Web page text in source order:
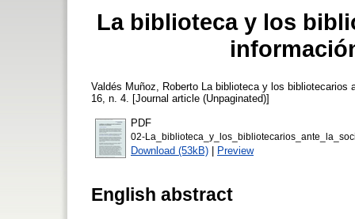
La biblioteca y los
Valdés Muñoz, Roberto La biblioteca y los
16, n. 4. [Journal article (Unpaginated)]
PDF
02-
Download (53kB) | Preview
English abstract